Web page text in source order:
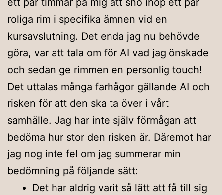
roliga rim i specifika ämnen vid en
kursavslutning. Det enda jag nu behövde
göra, var att tala om för AI vad jag önskade
och sedan ge rimmen en personlig touch!
Det uttalas många farhågor gällande AI och
risken för att den ska ta över i vårt
samhälle. Jag har inte själv förmågan att
bedöma hur stor den risken är. Däremot har
jag nog inte fel om jag summerar min
bedömning på följande sätt:
Det har aldrig varit så lätt att få till sig